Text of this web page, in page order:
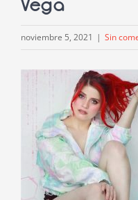
Vega
noviembre 5, 2021 | Sin